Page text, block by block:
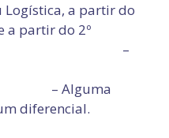
a partir do
a partir do 2º
–
diferencial.